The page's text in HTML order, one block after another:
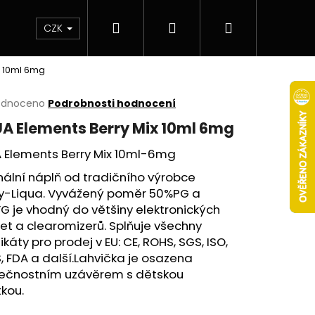
novinky Elektronické cigarety
CZK Přihlášení
10ml 6mg
Podrobnosti hodnocení
Elements Berry Mix 10ml 6mg
Elements Berry Mix 10ml-6mg
náplň od tradičního výrobce
Liqua. Vyvážený poměr 50%PG a
je vhodný do většiny elektronických
a clearomizerů. Splňuje všechny
pro prodej v EU: CE, ROHS, SGS, ISO,
, FDA a další.Lahvička je osazena
uzávěrem s dětskouNásledující